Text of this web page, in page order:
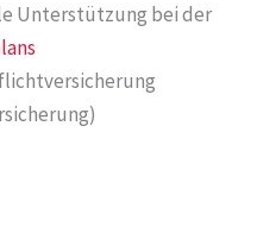
Unterstützung bei der